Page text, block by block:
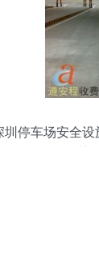
圳停车场安全设